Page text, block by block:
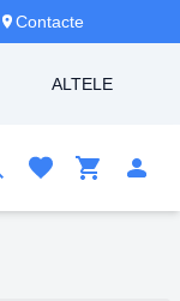
Contacte
ALTELE